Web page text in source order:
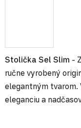
Stolička Sel Slim -
ručne vyrobený
elegantným tvarom.
eleganciu a